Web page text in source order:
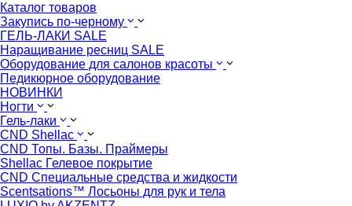
Каталог товаров
Закупись по-черному
ГЕЛЬ-ЛАКИ SALE
Наращивание ресниц SALE
Оборудование для салонов красоты
Педикюрное оборудование
НОВИНКИ
Ногти
Гель-лаки
CND Shellac
CND Топы. Базы. Праймеры
Shellac Гелевое покрытие
CND Специальные средства и жидкости
Scentsations™ Лосьоны для рук и тела